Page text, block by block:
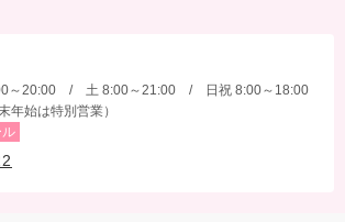
～20:00 / 土 8:00～21:00 / 日祝 8:00～18:00
始は特別営業）
ル